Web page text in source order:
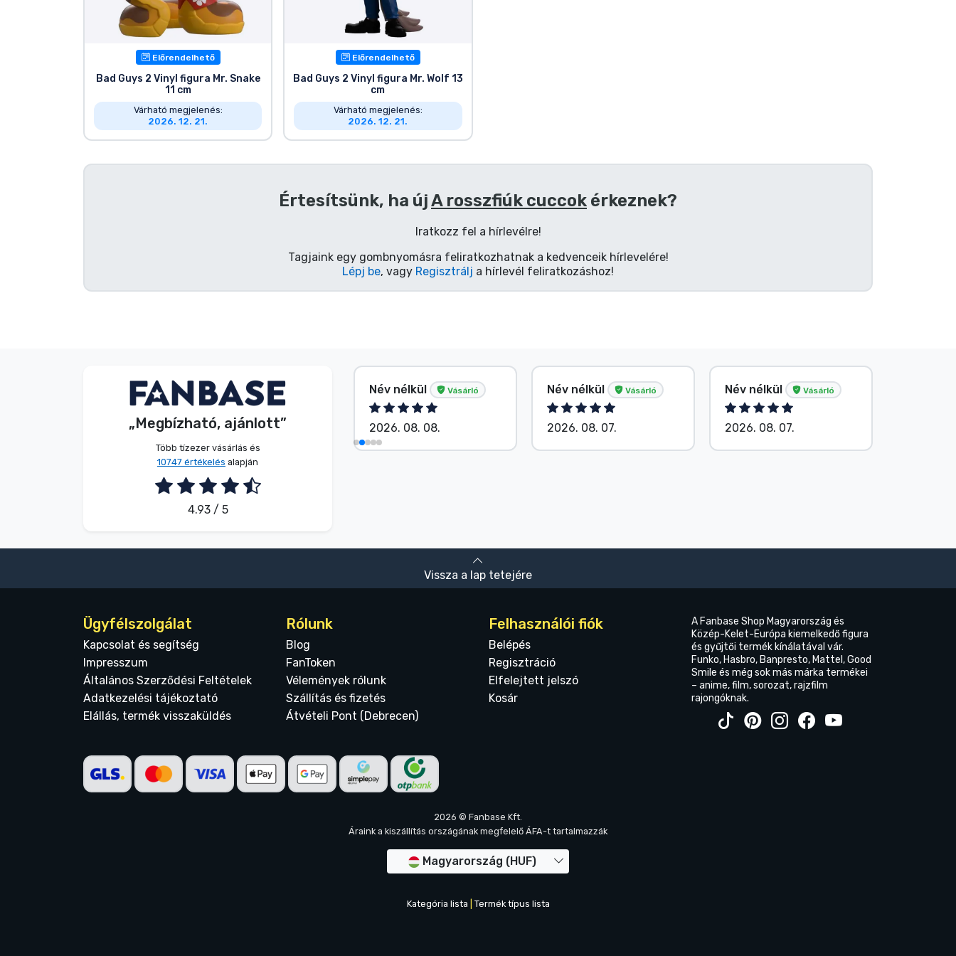
Előrendelhető
Bad Guys 2 Vinyl figura Mr. Snake
11 cm
Várható megjelenés:
2026. 12. 21.
Előrendelhető
Bad Guys 2 Vinyl figura Mr. Wolf 13
cm
Várható megjelenés:
2026. 12. 21.
Értesítsünk, ha újA rosszfiúk cuccok érkeznek?
Iratkozz fel a hírlevélre!
Tagjaink egy gombnyomásra feliratkozhatnak a kedvenceik hírlevelére!
Lépj be, vagy Regisztrálj a hírlevél feliratkozáshoz!
„Megbízható, ajánlott”
Több tízezer vásárlás és
10747 értékelés alapján
4.93 / 5
Dávid Sulyok Vásárló
2026. 08. 08.
Név nélkül Vásárló
2026. 08. 08.
Név nélkül Vásárló
2026. 08. 07.
Név nélkül Vásárló
2026. 08. 07.
Vissza a lap tetejére
Ügyfélszolgálat
Kapcsolat és segítség
Impresszum
Általános Szerződési Feltételek
Adatkezelési tájékoztató
Elállás, termék visszaküldés
Rólunk
Blog
FanToken
Vélemények rólunk
Szállítás és fizetés
Átvételi Pont (Debrecen)
Felhasználói fiók
Belépés
Regisztráció
Elfelejtett jelszó
Kosár
A Fanbase Shop Magyarország és
Közép-Kelet-Európa kiemelkedő figura
és gyűjtői termék kínálatával vár.
Funko, Hasbro, Banpresto, Mattel, Good
Smile és még sok más márka termékei
– anime, film, sorozat, rajzfilm
rajongóknak.
2026 © Fanbase Kft.
Áraink a kiszállítás országának megfelelő ÁFA-t tartalmazzák
Magyarország (HUF)
Kategória lista Termék típus lista
Szállítás és fizetés
Sorozatos cuccok
Filmes cuccok
Mesés cuccok
Zenés cuccok